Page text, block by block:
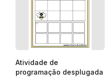
Atividade de
programação desplugada